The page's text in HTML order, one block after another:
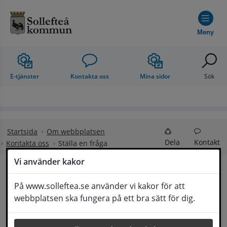
Vi använder kakor
På www.solleftea.se använder vi kakor för att
webbplatsen ska fungera på ett bra sätt för dig.
Meny
E-tjänster Kontakta oss Mina sidor Sök
Startsida
Om webbplatsen
Kontakta oss
Ställa en fråga Dela Kontakt
Ställa en fråga
Om din fråga är omfattande kan det bli aktuellt